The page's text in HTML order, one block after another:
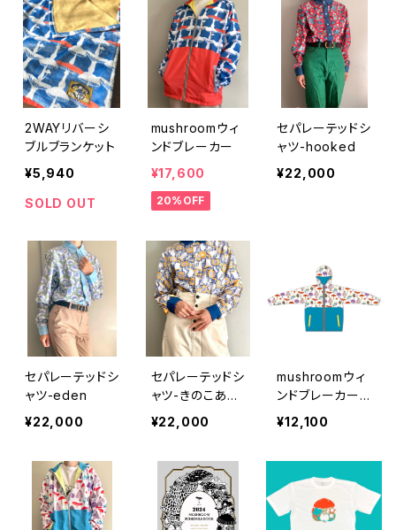
2WAYリバーシ
ブルブランケット
¥5,940
SOLD OUT
mushroomウィ
ンドブレーカー
¥17,600
20%OFF
セパレーテッドシ
ャツ-hooked
¥22,000
セパレーテッドシ
ャツ-eden
¥22,000
セパレーテッドシ
ャツ-きのこあみ
やき
¥22,000
mushroomウィ
ンドブレーカー
キッズサイズ
¥12,100